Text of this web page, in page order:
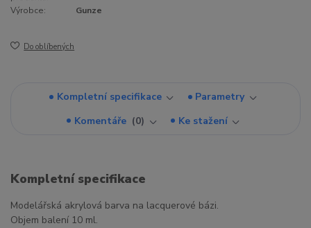
Výrobce: Gunze
Do oblíbených
Kompletní specifikace
Parametry
Komentáře
0 Ke stažení
Kompletní specifikace
Modelářská akrylová barva na lacquerové bázi.
Objem balení 10 ml.